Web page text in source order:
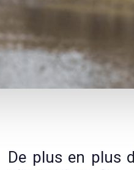
De plus en plus